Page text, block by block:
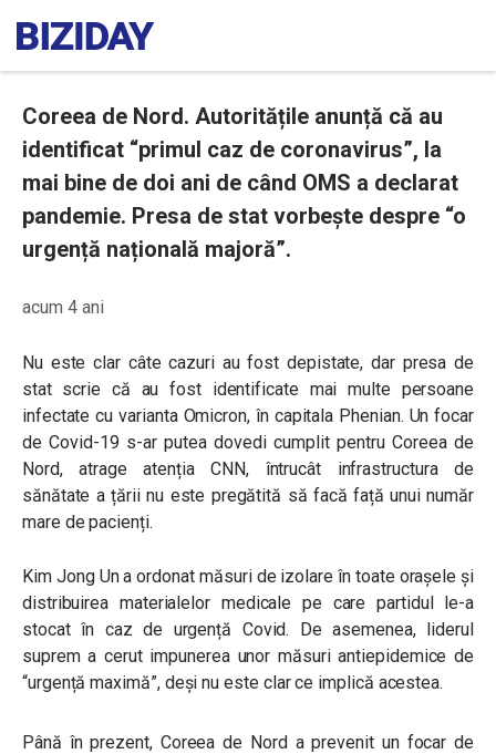
Coreea de Nord. Autoritățile anunță că au
identificat “primul caz de coronavirus”, la
mai bine de doi ani de când OMS a declarat
pandemie. Presa de stat vorbește despre “o
urgență națională majoră”.
acum 4 ani
Nu este clar câte cazuri au fost depistate, dar presa de
stat scrie că au fost identificate mai multe persoane
infectate cu varianta Omicron, în capitala Phenian. Un focar
de Covid-19 s-ar putea dovedi cumplit pentru Coreea de
Nord, atrage atenția CNN, întrucât infrastructura de
sănătate a țării nu este pregătită să facă față unui număr
mare de pacienți.
Kim Jong Un a ordonat măsuri de izolare în toate orașele și
distribuirea materialelor medicale pe care partidul le-a
stocat în caz de urgență Covid. De asemenea, liderul
suprem a cerut impunerea unor măsuri antiepidemice de
“urgență maximă”, deși nu este clar ce implică acestea.
Până în prezent, Coreea de Nord a prevenit un focar de